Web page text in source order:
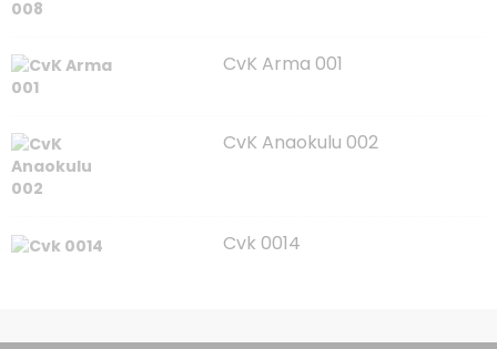
CvK Arma 001
CvK Anaokulu 002
Cvk 0014